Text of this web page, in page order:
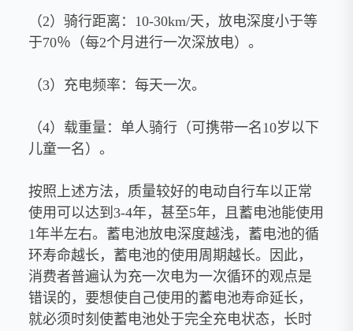
（2）骑行距离：10-30km/天，放电深度小于等
于70％（每2个月进行一次深放电）。
（3）充电频率：每天一次。
（4）载重量：单人骑行（可携带一名10岁以下
儿童一名）。
按照上述方法，质量较好的电动自行车以正常
使用可以达到3-4年，甚至5年，且蓄电池能使用
1年半左右。蓄电池放电深度越浅，蓄电池的循
环寿命越长，蓄电池的使用周期越长。因此，
消费者普遍认为充一次电为一次循环的观点是
错误的，要想使自己使用的蓄电池寿命延长，
就必须时刻使蓄电池处于完全充电状态，长时